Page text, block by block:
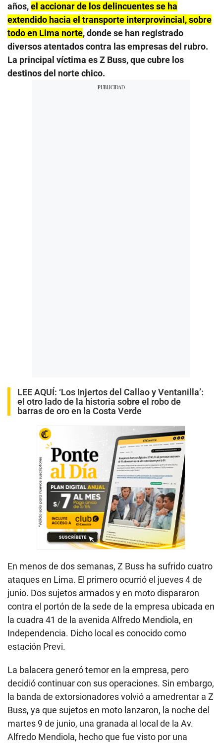
años,el accionar de los delincuentes se ha
extendido hacia el transporte interprovincial, sobre
todo en Lima norte, donde se han registrado
diversos atentados contra las empresas del rubro.
La principal víctima es Z Buss, que cubre los
destinos del norte chico.
LEE AQUÍ: ‘Los Injertos del Callao y Ventanilla’:
el otro lado de la historia sobre el robo de
barras de oro en la Costa Verde
En menos de dos semanas, Z Buss ha sufrido cuatro
ataques en Lima. El primero ocurrió el jueves 4 de
junio. Dos sujetos armados y en moto dispararon
contra el portón de la sede de la empresa ubicada en
la cuadra 41 de la avenida Alfredo Mendiola, en
Independencia. Dicho local es conocido como
estación Previ.
La balacera generó temor en la empresa, pero
decidió continuar con sus operaciones. Sin embargo,
la banda de extorsionadores volvió a amedrentar a Z
Buss, ya que sujetos en moto lanzaron, la noche del
martes 9 de junio, una granada al local de la Av.
Alfredo Mendiola, hecho que fue visto por una